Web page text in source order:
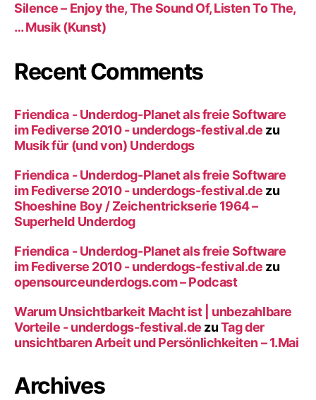
Silence – Enjoy the, The Sound Of, Listen To The,
… Musik (Kunst)
Recent Comments
Friendica - Underdog-Planet als freie Software
im Fediverse 2010 - underdogs-festival.de zu
Musik für (und von) Underdogs
Friendica - Underdog-Planet als freie Software
im Fediverse 2010 - underdogs-festival.de zu
Shoeshine Boy / Zeichentrickserie 1964 –
Superheld Underdog
Friendica - Underdog-Planet als freie Software
im Fediverse 2010 - underdogs-festival.de zu
opensourceunderdogs.com – Podcast
Warum Unsichtbarkeit Macht ist | unbezahlbare
Vorteile - underdogs-festival.de zuTag der
unsichtbaren Arbeit und Persönlichkeiten – 1.Mai
Archives